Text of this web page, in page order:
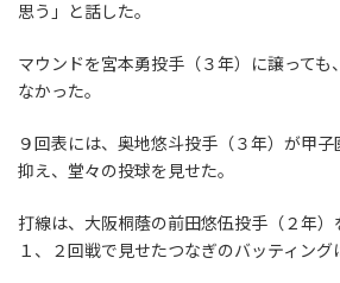
思う」と話した。
マウンドを宮本勇投手（３年）に譲っても
なかった。
９回表には、奥地悠斗投手（３年）が甲
抑え、堂々の投球を見せた。
打線は、大阪桐蔭の前田悠伍投手（２年）
１、２回戦で見せたつなぎのバッティング